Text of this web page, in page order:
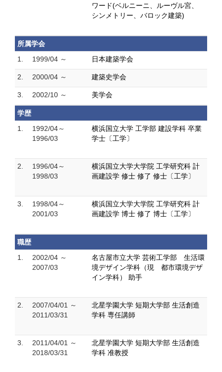
ワード(ベルニーニ、ルーヴル宮、
シンメトリー、バロック建築)
所属学会
1.
1999/04 ～ 日本建築学会
2. 2000/04 ～ 建築史学会
3. 2002/10 ～ 美学会
学歴
1.
1992/04～
1996/03
横浜国立大学 工学部 建設学科 卒業
学士〔工学〕
2.
1996/04～
1998/03
横浜国立大学大学院 工学研究科 計
画建設学 修士 修了 修士〔工学〕
3.
1998/04～
2001/03
横浜国立大学大学院 工学研究科 計
画建設学 博士 修了 博士〔工学〕
職歴
1.
2002/04 ～
2007/03
名古屋市立大学 芸術工学部 生活環
境デザイン学科（現 都市環境デザ
イン学科） 助手
2.
2007/04/01 ～
2011/03/31
北星学園大学 短期大学部 生活創造
学科 専任講師
3.
2011/04/01 ～
2018/03/31
北星学園大学 短期大学部 生活創造
学科 准教授